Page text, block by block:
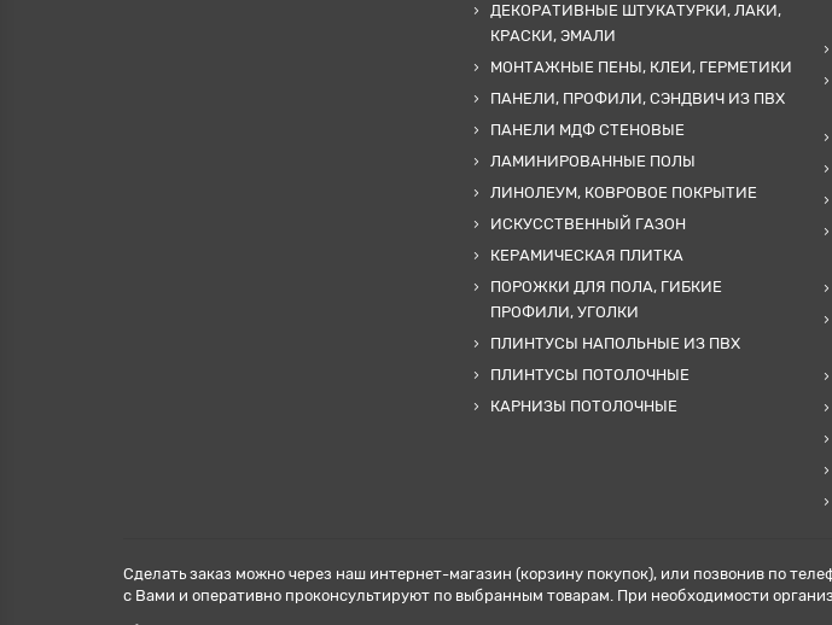
ДЕКОРАТИВНЫЕ ШТУКАТУРКИ, ЛАКИ,
КРАСКИ, ЭМАЛИ
МОНТАЖНЫЕ ПЕНЫ, КЛЕИ, ГЕРМЕТИКИ
ПАНЕЛИ, ПРОФИЛИ, СЭНДВИЧ ИЗ ПВХ
ПАНЕЛИ МДФ СТЕНОВЫЕ
ЛАМИНИРОВАННЫЕ ПОЛЫ
ЛИНОЛЕУМ, КОВРОВОЕ ПОКРЫТИЕ
ИСКУССТВЕННЫЙ ГАЗОН
КЕРАМИЧЕСКАЯ ПЛИТКА
ПОРОЖКИ ДЛЯ ПОЛА, ГИБКИЕ
ПРОФИЛИ, УГОЛКИ
ПЛИНТУСЫ НАПОЛЬНЫЕ ИЗ ПВХ
ПЛИНТУСЫ ПОТОЛОЧНЫЕ
КАРНИЗЫ ПОТОЛОЧНЫЕ
Сделать заказ можно через наш интернет-магазин (корзину покупок), или позвонив по
с Вами и оперативно проконсультируют по выбранным товарам. При необходимости